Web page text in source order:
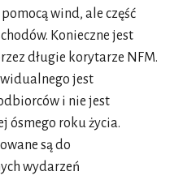
wind, ale część
Konieczne jest
długie korytarze NFM.
jest
i nie jest
ósmego roku życia.
są do
wydarzeń